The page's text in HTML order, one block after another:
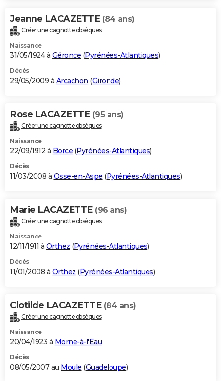
Jeanne LACAZETTE (84 ans)
Créer une cagnotte obsèques
Naissance
31/05/1924 à Géronce (Pyrénées-Atlantiques)
Décès
29/05/2009 à Arcachon (Gironde)
Rose LACAZETTE (95 ans)
Créer une cagnotte obsèques
Naissance
22/09/1912 à Borce (Pyrénées-Atlantiques)
Décès
11/03/2008 à Osse-en-Aspe (Pyrénées-Atlantiques)
Marie LACAZETTE (96 ans)
Créer une cagnotte obsèques
Naissance
12/11/1911 à Orthez (Pyrénées-Atlantiques)
Décès
11/01/2008 à Orthez (Pyrénées-Atlantiques)
Clotilde LACAZETTE (84 ans)
Créer une cagnotte obsèques
Naissance
20/04/1923 à Morne-à-l'Eau
Décès
08/05/2007 au Moule (Guadeloupe)